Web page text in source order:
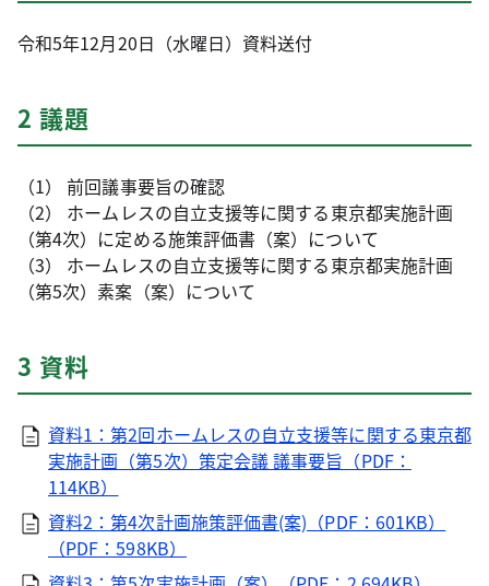
令和5年12月20日（水曜日）資料送付
2 議題
（1） 前回議事要旨の確認
（2） ホームレスの自立支援等に関する東京都実施計画
（第4次）に定める施策評価書（案）について
（3） ホームレスの自立支援等に関する東京都実施計画
（第5次）素案（案）について
3 資料
資料1：第2回ホームレスの自立支援等に関する東京都
実施計画（第5次）策定会議 議事要旨（PDF：
114KB）
資料2：第4次計画施策評価書(案)（PDF：601KB）
（PDF：598KB）